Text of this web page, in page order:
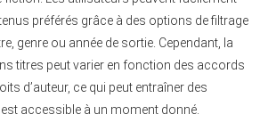
préférés grâce à des options de filtrage
genre ou année de sortie. Cependant, la
titres peut varier en fonction des accords
d’auteur, ce qui peut entraîner des
accessible à un moment donné.